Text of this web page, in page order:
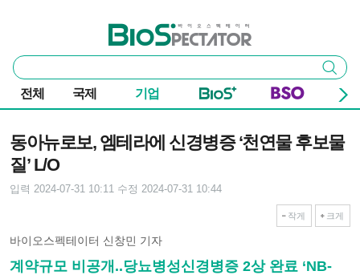
바이오스펙테이터
통
합
검
색
검색
전체 국제 기업
동아뉴로보, 엠테라에 신경병증 ‘천연물 후보물
질’ L/O
입력 2024-07-31 10:11 수정 2024-07-31 10:44
작게 크게
바이오스펙테이터 신창민 기자
계약규모 비공개..당뇨병성신경병증 2상 완료 ‘NB-